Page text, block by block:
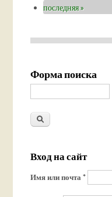
последняя »
Форма поиска
Вход на сайт
Имя или почта*